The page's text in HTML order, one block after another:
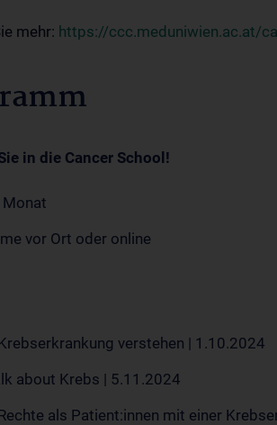
mehr: https://ccc.meduniwien.ac.at/
in die Cancer School!
Monat
vor Ort oder online
verstehen | 1.10.2024
about Krebs | 5.11.2024
als Patient:innen mit einer